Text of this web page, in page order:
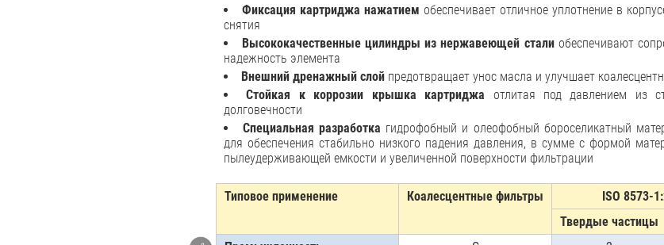
Фиксация картриджа нажатием обеспечивает отличное уплотнение в
снятия
Высококачественные цилиндры из нержавеющей сталиобеспечивают
надежность элемента
Внешний дренажный слой предотвращает унос масла и улучшает
Стойкая к коррозии крышка картриджа отлитая под давлением из
долговечности
Специальная разработка гидрофобный и олеофобный бороселикатный
для обеспечения стабильно низкого падения давления, в сумме с формой
пылеудерживающей емкости и увеличенной поверхности фильтрации
Типовое применение Коалесцентные фильтры
ISO 8573-
Твердые частицы